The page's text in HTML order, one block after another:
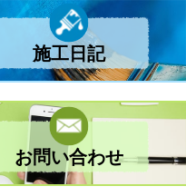
施工日記
お問い合わせ